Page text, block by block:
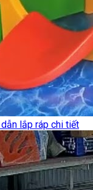
lắp ráp chi tiết